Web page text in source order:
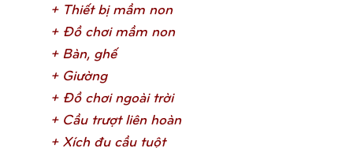
+ Thiết bịmầm non
+ Đồchơi mầm non
+ Bàn, ghế
+ Giường
+ Đồchơi ngoài trời
+ Cầu trượt liên hoàn
+ Xích đu cầu tuột